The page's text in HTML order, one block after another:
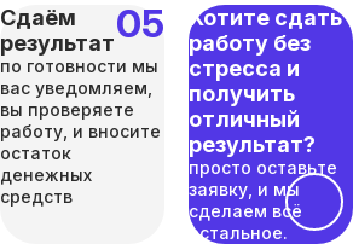
Сдаём
результат
по готовности мы
вас уведомляем,
вы проверяете
работу, и вносите
остаток
денежных
средств
Хотите сдать
работу без
стресса и
получить
отличный
результат?
просто оставьте
заявку, и мы
сделаем всё
остальное.